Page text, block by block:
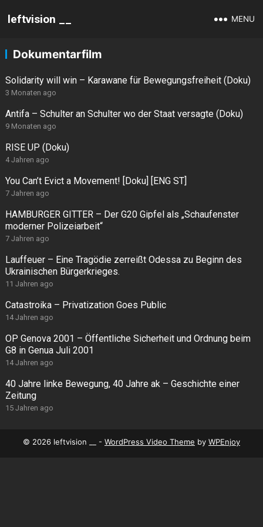
leftvision __ MENU
Dokumentarfilm
Solidarity will win – Karawane für Bewegungsfreiheit (Doku)
3 Monaten ago
Antifa – Schulter an Schulter wo der Staat versagte (Doku)
9 Monaten ago
RISE UP (Doku)
4 Jahren ago
You Can’t Evict a Movement! [Doku] [ENG ST]
7 Jahren ago
HAMBURGER GITTER – Der G20 Gipfel als „Schaufenster
moderner Polizeiarbeit“
7 Jahren ago
Lauffeuer – Eine Tragödie zerreißt Odessa zu Beginn des
Ukrainischen Bürgerkrieges.
11 Jahren ago
Catastroika – Privatization Goes Public
14 Jahren ago
OP Genova 2001 – Öffentliche Sicherheit und Ordnung beim
G8 in Genua Juli 2001
14 Jahren ago
40 Jahre linke Bewegung, 40 Jahre ak – Geschichte einer
Zeitung
15 Jahren ago
© 2026 leftvision __ - WordPress Video Theme by WPEnjoy